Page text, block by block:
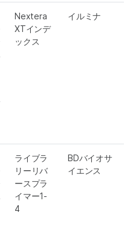
Nextera
XTインデ
ックス
イルミナ
ライブラ
リーリバ
ースプラ
イマー1-
4
BDバイオサ
イエンス